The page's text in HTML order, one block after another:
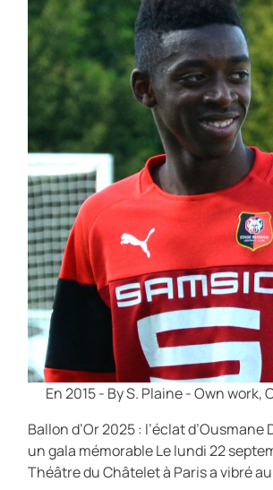
En 2015 - By S. Plaine - Own work,
Ballon d’Or 2025 : l’éclat d’Ousmane
un gala mémorable Le lundi 22
Théâtre du Châtelet à Paris a vibré